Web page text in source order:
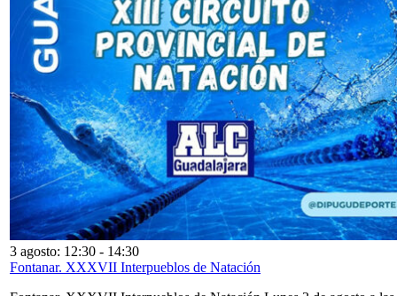
3 agosto: 12:30 - 14:30
Fontanar. XXXVII Interpueblos de Natación